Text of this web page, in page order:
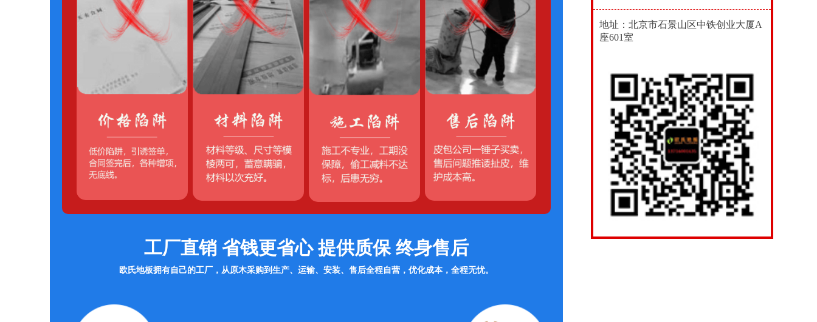
工厂直销 省钱更省心 提供质保 终身售后
欧氏地板拥有自己的工厂，从原木采购到生产、运输、安装、售后全程自营，优化成本，全程无忧。
地址：北京市石景山区中铁创业大厦A
座601室